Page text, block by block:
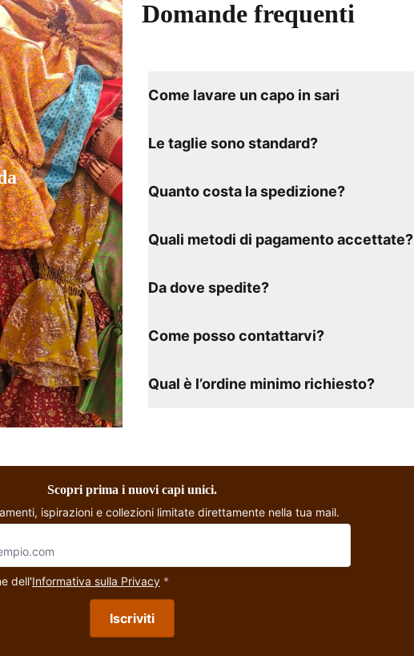
Domande frequenti
Come lavare un capo in sari
Le taglie sono standard?
Quanto costa la spedizione?
Quali metodi di pagamento accettate?
Da dove spedite?
Come posso contattarvi?
Qual è l’ordine minimo richiesto?
Scopri prima i nuovi capi unici.
ispirazioni e collezioni limitate direttamente nella tua mail.
dell'Informativa sulla Privacy *
Iscriviti